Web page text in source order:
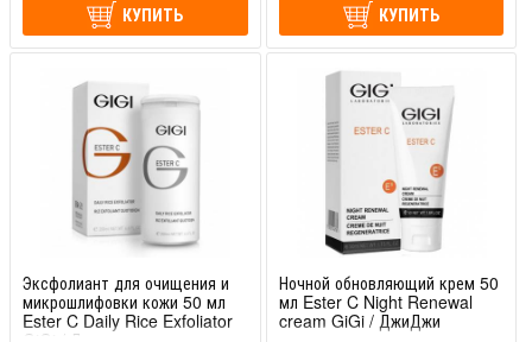
КУПИТЬ КУПИТЬ
Эксфолиант для очищения и
микрошлифовки кожи 50 мл
Ester C Daily Rice Exfoliator
Ночной обновляющий крем 50
мл Ester C Night Renewal
cream GiGi / ДжиДжи